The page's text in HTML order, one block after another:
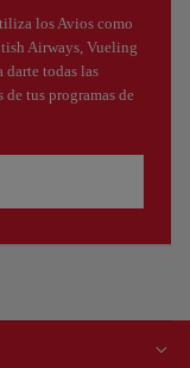
los Avios como
Airways, Vueling
darte todas las
tus programas de